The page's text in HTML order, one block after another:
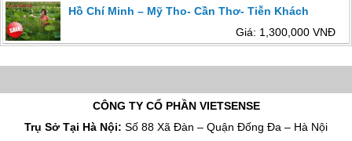
Hồ Chí Minh – Mỹ Tho- Cần Thơ- Tiễn Khách
Giá: 1,300,000 VNĐ
CÔNG TY CỔ PHẦN VIETSENSE
Trụ Sở Tại Hà Nội: Số 88 Xã Đàn – Quận Đống Đa – Hà Nội